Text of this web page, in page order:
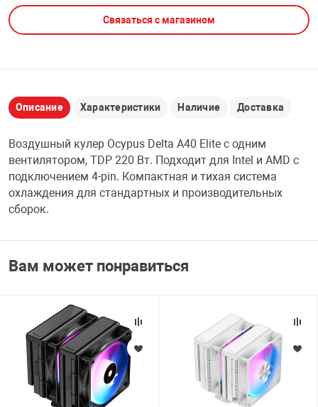
PCI АДАПТЕРЫ
USB
CD-DVD ДИСКИ
ЛЕНТА ДЛЯ
ДОМА
ТЕХНИКА
Связаться с магазином
Описание Характеристики Наличие Доставка
Воздушный кулер Ocypus Delta A40 Elite с одним
вентилятором, TDP 220 Вт. Подходит для Intel и AMD с
подключением 4-pin. Компактная и тихая система
охлаждения для стандартных и производительных
сборок.
Вам может понравиться